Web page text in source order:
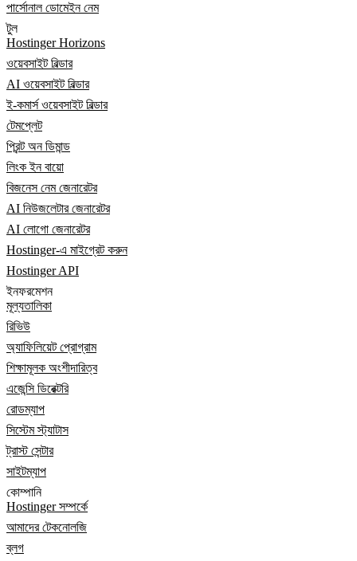
পার্সোনাল ডোমেইন নেম
টুল
Hostinger Horizons
ওয়েবসাইট বিল্ডার
AI ওয়েবসাইট বিল্ডার
ই-কমার্স ওয়েবসাইট বিল্ডার
টেমপ্লেট
প্রিন্ট অন ডিমান্ড
লিংক ইন বায়ো
বিজনেস নেম জেনারেটর
AI নিউজলেটার জেনারেটর
AI লোগো জেনারেটর
Hostinger-এ মাইগ্রেট করুন
Hostinger API
ইনফরমেশন
মূল্যতালিকা
রিভিউ
অ্যাফিলিয়েট প্রোগ্রাম
শিক্ষামূলক অংশীদারিত্ব
এজেন্সি ডিরেক্টরি
রোডম্যাপ
সিস্টেম স্ট্যাটাস
ট্রাস্ট সেন্টার
সাইটম্যাপ
কোম্পানি
Hostinger সম্পর্কে
আমাদের টেকনোলজি
ব্লগ